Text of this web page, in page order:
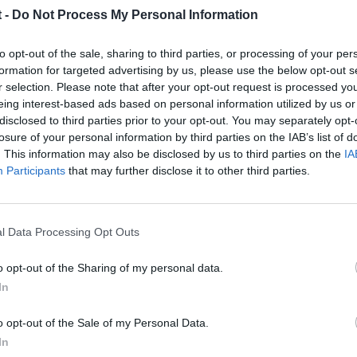
- Do Not Process My Personal Information
opt-out of the sale, sharing to third parties, or processing of your
for targeted advertising by us, please use the below opt-out
selection. Please note that after your opt-out request is processed
interest-based ads based on personal information utilized by us
to third parties prior to your opt-out. You may separately
of your personal information by third parties on the IAB’s list of
This information may also be disclosed by us to third parties on the
Participants that may further disclose it to other third parties.
Data Processing Opt Outs
opt-out of the Sharing of my personal data.
opt-out of the Sale of my Personal Data.
tdi 110 a A4, aunq en mi caso sea avant!!! Y te aseguro q los